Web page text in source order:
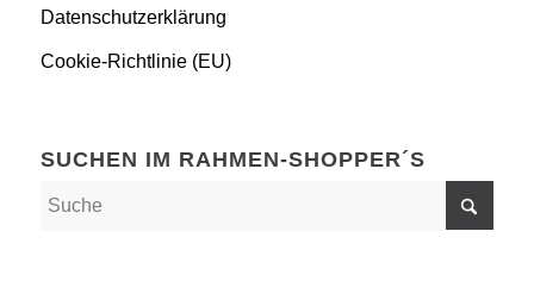
Datenschutzerklärung
Cookie-Richtlinie (EU)
SUCHEN IM RAHMEN-SHOPPER´S